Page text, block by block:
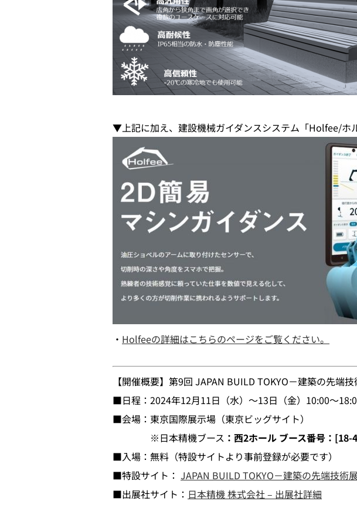
▼上記に加え、建設機械ガイダンスシステム「Holfee/ホ
・ Holfeeの詳細はこちらのページをご覧ください。
【開催概要】第9回 JAPAN BUILD TOKYO－建築の先端
■日程：2024年12月11日（水）～13日（金）10:00～
■会場：東京国際展示場（東京ビッグサイト）
※日本精機ブース ：西2ホール ブース番号：[18-
■入場：無料（特設サイトより事前登録が必要です）
■特設サイト： JAPAN BUILD TOKYO－建築の先端技術
■出展社サイト： 日本精機 株式会社 – 出展社詳細